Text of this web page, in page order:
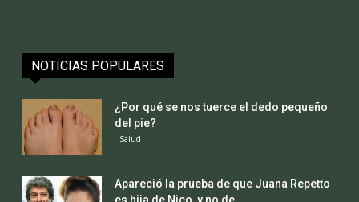
NOTICIAS POPULARES
¿Por qué se nos tuerce el dedo pequeño
del pie?
Salud
Apareció la prueba de que Juana Repetto
es hija de Nico, y no de...